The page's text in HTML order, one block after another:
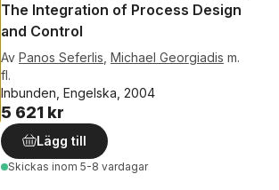
The Integration of Process Design
and Control
Av Panos Seferlis Michael Georgiadis m.
fl.
Inbunden, Engelska, 2004
5 621 kr
Lägg till
Skickas inom 5-8 vardagar